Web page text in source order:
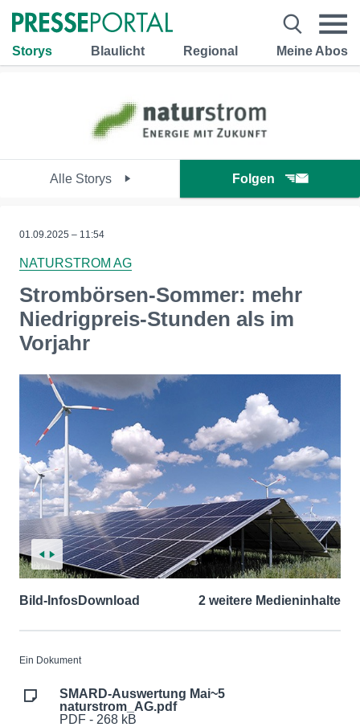
Storys Blaulicht Regional Meine Abos
Alle Storys Folgen
01.09.2025 – 11:54
NATURSTROM AG
Strombörsen-Sommer: mehr
Niedrigpreis-Stunden als im
Vorjahr
Bild-InfosDownload 2 weitere Medieninhalte
Ein Dokument
SMARD-Auswertung Mai~5
naturstrom_AG.pdf
PDF - 268 kB